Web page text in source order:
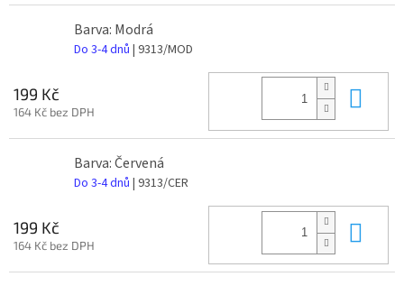
Barva: Modrá
Do 3-4 dnů | 9313/MOD
199 Kč
164 Kč bez DPH
Barva: Červená
Do 3-4 dnů | 9313/CER
199 Kč
164 Kč bez DPH